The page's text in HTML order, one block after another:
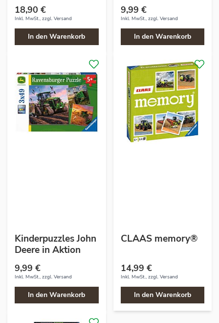
18,90 €
Inkl. MwSt., zzgl. Versand
In den Warenkorb
9,99 €
Inkl. MwSt., zzgl. Versand
In den Warenkorb
Kinderpuzzles John
Deere in Aktion
9,99 €
Inkl. MwSt., zzgl. Versand
In den Warenkorb
CLAAS memory®
14,99 €
Inkl. MwSt., zzgl. Versand
In den Warenkorb